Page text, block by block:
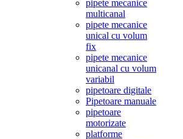
pipete mecanice
multicanal
pipete mecanice
unical cu volum
fix
pipete mecanice
unicanal cu volum
variabil
pipetoare digitale
Pipetoare manuale
pipetoare
motorizate
platforme